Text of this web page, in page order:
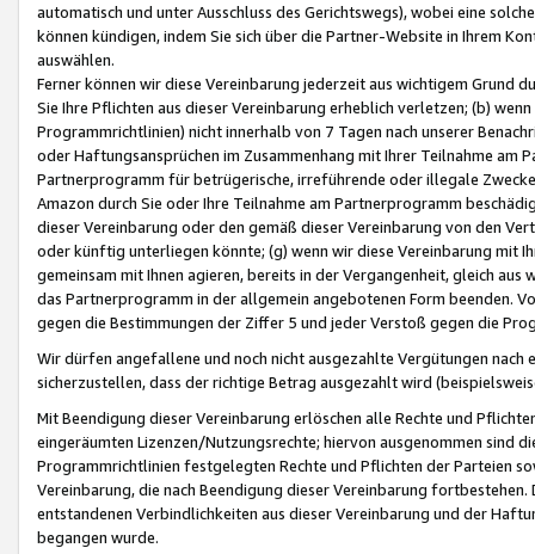
automatisch und unter Ausschluss des Gerichtswegs), wobei eine
können kündigen, indem Sie sich über die Partner-Website in Ihrem
auswählen.
Ferner können wir diese Vereinbarung jederzeit aus wichtigem Grund
Sie Ihre Pflichten aus dieser Vereinbarung erheblich verletzen; (b)
Programmrichtlinien) nicht innerhalb von 7 Tagen nach unserer
oder Haftungsansprüchen im Zusammenhang mit Ihrer Teilnahme am
Partnerprogramm für betrügerische, irreführende oder illegale
Amazon durch Sie oder Ihre Teilnahme am Partnerprogramm
dieser Vereinbarung oder den gemäß dieser Vereinbarung von den
oder künftig unterliegen könnte; (g) wenn wir diese Vereinbarung mit
gemeinsam mit Ihnen agieren, bereits in der Vergangenheit, gleich
das Partnerprogramm in der allgemein angebotenen Form beenden.
gegen die Bestimmungen der Ziffer 5 und jeder Verstoß gegen die
Wir dürfen angefallene und noch nicht ausgezahlte Vergütungen
sicherzustellen, dass der richtige Betrag ausgezahlt wird
Mit Beendigung dieser Vereinbarung erlöschen alle Rechte und
eingeräumten Lizenzen/Nutzungsrechte; hiervon ausgenommen sind
Programmrichtlinien festgelegten Rechte und Pflichten der Parteien
Vereinbarung, die nach Beendigung dieser Vereinbarung
entstandenen Verbindlichkeiten aus dieser Vereinbarung und der
begangen wurde.